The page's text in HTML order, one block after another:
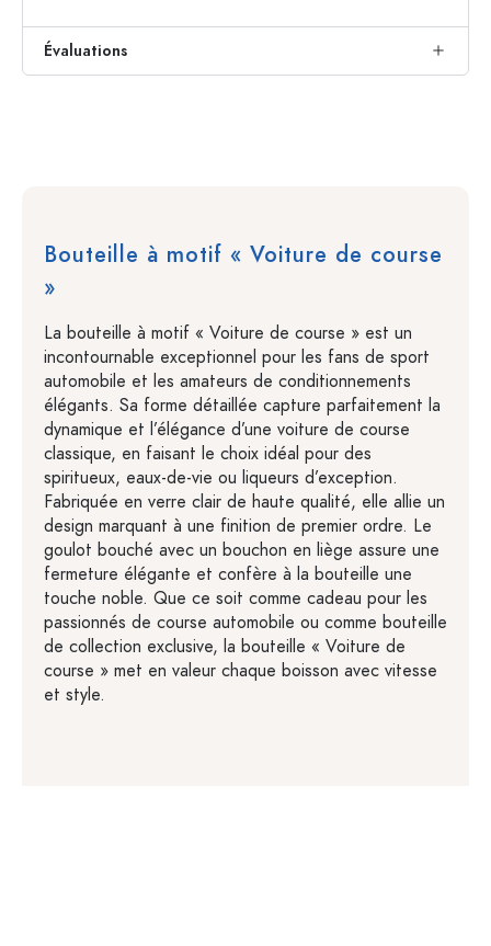
Évaluations
Bouteille à motif « Voiture de course
»
La bouteille à motif « Voiture de course » est un
incontournable exceptionnel pour les fans de sport
automobile et les amateurs de conditionnements
élégants. Sa forme détaillée capture parfaitement la
dynamique et l’élégance d’une voiture de course
classique, en faisant le choix idéal pour des
spiritueux, eaux-de-vie ou liqueurs d’exception.
Fabriquée en verre clair de haute qualité, elle allie un
design marquant à une finition de premier ordre. Le
goulot bouché avec un bouchon en liège assure une
fermeture élégante et confère à la bouteille une
touche noble. Que ce soit comme cadeau pour les
passionnés de course automobile ou comme bouteille
de collection exclusive, la bouteille « Voiture de
course » met en valeur chaque boisson avec vitesse
et style.